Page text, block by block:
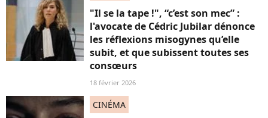
"Il se la tape !", “c’est son mec” :
l'avocate de Cédric Jubilar dénonce
les réflexions misogynes qu’elle
subit, et que subissent toutes ses
consœurs
18 février 2026
CINÉMA